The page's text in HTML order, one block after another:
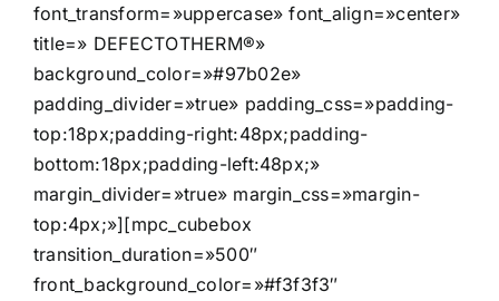
font_transform=»uppercase» font_align=»center»
title=» DEFECTOTHERM®»
background_color=»#97b02e»
padding_divider=»true» padding_css=»padding-
top:18px;padding-right:48px;padding-
bottom:18px;padding-left:48px;»
margin_divider=»true» margin_css=»margin-
top:4px;»][mpc_cubebox
transition_duration=»500″
front_background_color=»#f3f3f3″